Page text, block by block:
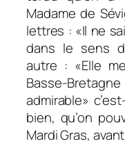
Madame de
lettres : «Il ne
dans le sens
autre : «Elle
Basse-
admirable»
bien, qu’on
Mardi Gras,